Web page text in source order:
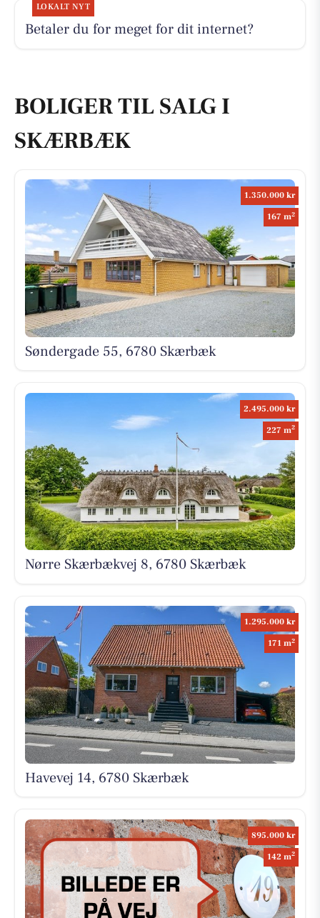
LOKALT NYT
Betaler du for meget for dit internet?
BOLIGER TIL SALG I
SKÆRBÆK
1.350.000 kr
167 m2
Søndergade 55, 6780 Skærbæk
2.495.000 kr
227 m2
Nørre Skærbækvej 8, 6780 Skærbæk
1.295.000 kr
171 m2
Havevej 14, 6780 Skærbæk
895.000 kr
142 m2